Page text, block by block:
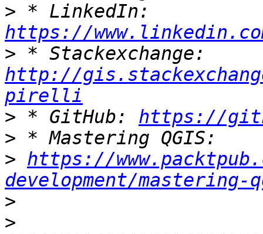
>
https://
>
http://
pirelli
> * GitHub: https://
>
> https://
development/mastering-
>
>